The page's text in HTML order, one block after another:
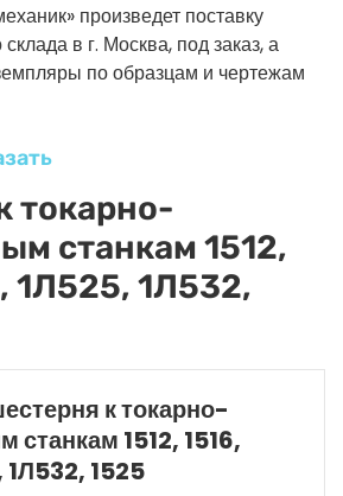
произведет поставку
в г. Москва, под заказ, а
по образцам и чертежам
токарно-
станкам 1512,
1Л525, 1Л532,
к токарно-
станкам 1512, 1516,
1Л532, 1525